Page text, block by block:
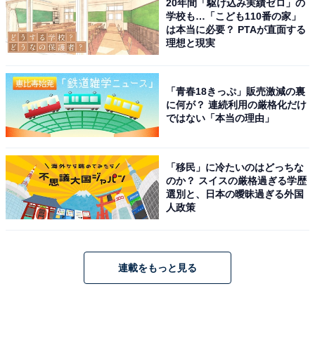
20年間「駆け込み実績ゼロ」の
学校も…「こども110番の家」
は本当に必要？ PTAが直面する
理想と現実
「青春18きっぷ」販売激減の裏
に何が？ 連続利用の厳格化だけ
ではない「本当の理由」
「移民」に冷たいのはどっちな
のか？ スイスの厳格過ぎる学歴
選別と、日本の曖昧過ぎる外国
人政策
連載をもっと見る